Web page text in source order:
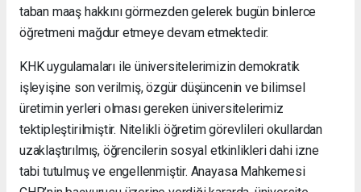
taban maaş hakkını görmezden gelerek bugün binlerce
öğretmeni mağdur etmeye devam etmektedir.
KHK uygulamaları ile üniversitelerimizin demokratik
işleyişine son verilmiş, özgür düşüncenin ve bilimsel
üretimin yerleri olması gereken üniversitelerimiz
tektipleştirilmiştir. Nitelikli öğretim görevlileri okullardan
uzaklaştırılmış, öğrencilerin sosyal etkinlikleri dahi izne
tabi tutulmuş ve engellenmiştir. Anayasa Mahkemesi